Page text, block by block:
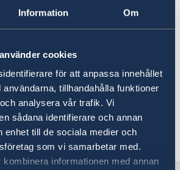
Information Om
cookies
för att anpassa innehållet
tillhandahålla funktioner
analysera vår trafik. Vi
sådana identifierare och annan
enhet till de sociala medier och
som vi samarbetar med.
informationen med annan
Cooperation
for SRHR in Liberia
Corruption
Liberia
closed
Friday 14 April due to